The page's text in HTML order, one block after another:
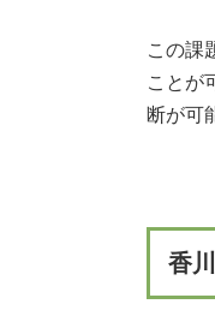
この課
ことが
断が可
香